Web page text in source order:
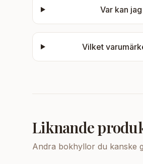
Var kan
Vilket
Liknande
Andra bokhyllor du kanske